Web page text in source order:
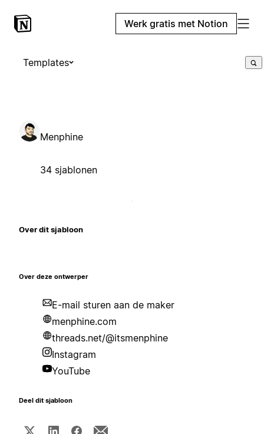
Werk gratis met Notion
Templates
Menphine
34 sjablonen
Over dit sjabloon
Over deze ontwerper
E-mail sturen aan de maker
menphine.com
threads.net/@itsmenphine
Instagram
YouTube
Deel dit sjabloon